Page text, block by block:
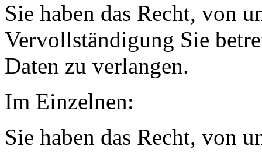
Sie haben das Recht, von
Vervollständigung Sie
Daten zu verlangen.
Im Einzelnen:
Sie haben das Recht, von